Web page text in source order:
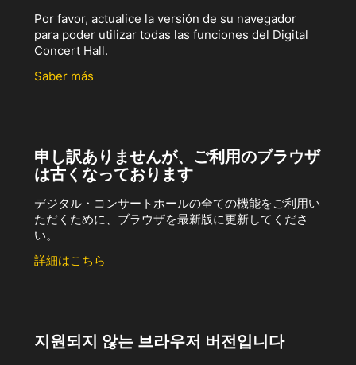
Por favor, actualice la versión de su navegador
para poder utilizar todas las funciones del Digital
Concert Hall.
Saber más
申し訳ありませんが、ご利用のブラウザ
は古くなっております
デジタル・コンサートホールの全ての機能をご利用い
ただくために、ブラウザを最新版に更新してくださ
い。
詳細はこちら
지원되지 않는 브라우저 버전입니다